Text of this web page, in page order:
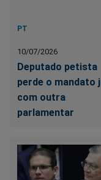
PT
10/07/2026
Deputado petista
perde o mandato
com outra
parlamentar